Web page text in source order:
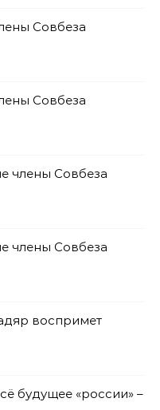
Совбеза
Совбеза
члены Совбеза
члены Совбеза
воспримет
будущее «россии» –